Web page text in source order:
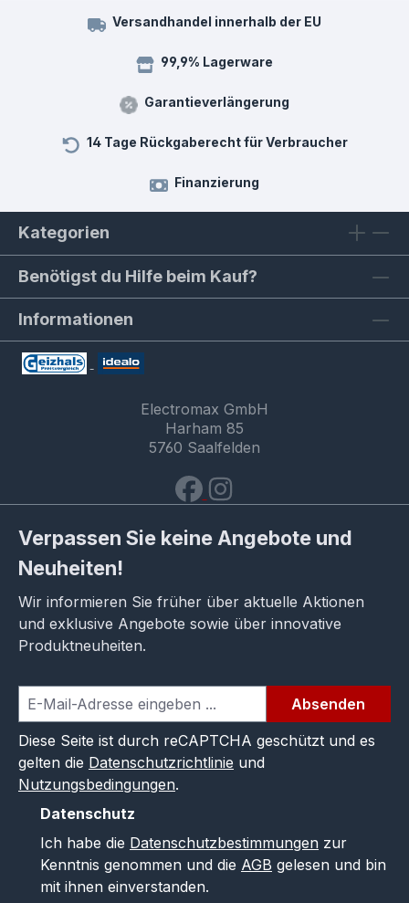
Versandhandel innerhalb der EU
99,9% Lagerware
Garantieverlängerung
14 Tage Rückgaberecht für Verbraucher
Finanzierung
Kategorien
Benötigst du Hilfe beim Kauf?
Informationen
Electromax GmbH
Harham 85
5760 Saalfelden
Verpassen Sie keine Angebote und
Neuheiten!
Wir informieren Sie früher über aktuelle Aktionen
und exklusive Angebote sowie über innovative
Produktneuheiten.
Absenden
Diese Seite ist durch reCAPTCHA geschützt und es
gelten die Datenschutzrichtlinie und
Nutzungsbedingungen.
Datenschutz
Ich habe die Datenschutzbestimmungen zur
Kenntnis genommen und die AGB gelesen und bin
mit ihnen einverstanden.